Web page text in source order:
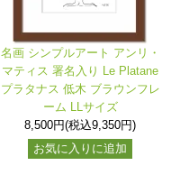
名画 シンプルアート アンリ・
マティス 署名入り Le Platane
プラタナス 低木 ブラウンフレ
ーム LLサイズ
8,500円(税込9,350円)
お気に入りに追加